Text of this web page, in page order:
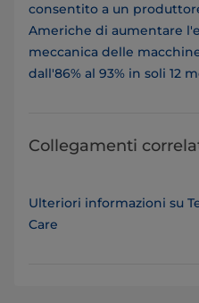
consentito a un
Americhe di aumentare
meccanica delle
dall'86% al 93% in soli 12
Collegamenti
Ulteriori informazioni su
Care